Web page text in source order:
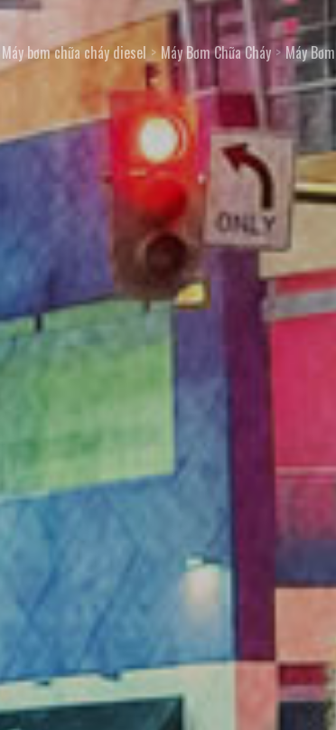
Máy bơm chữa cháy diesel Máy Bơm Chữa Cháy Máy